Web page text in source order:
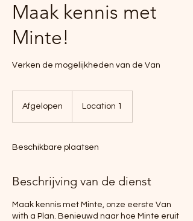
Maak kennis met
Minte!
Verken de mogelijkheden van de Van
Afgelopen
l
e
Location 1
Beschikbare plaatsen
Beschrijving van de dienst
Maak kennis met Minte, onze eerste Van
with a Plan. Benieuwd naar hoe Minte eruit